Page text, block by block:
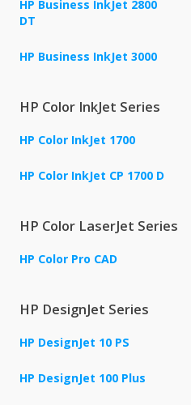
HP Business InkJet 2800
DT
HP Business InkJet 3000
HP Color InkJet Series
HP Color InkJet 1700
HP Color InkJet CP 1700 D
HP Color LaserJet Series
HP Color Pro CAD
HP DesignJet Series
HP DesignJet 10 PS
HP DesignJet 100 Plus